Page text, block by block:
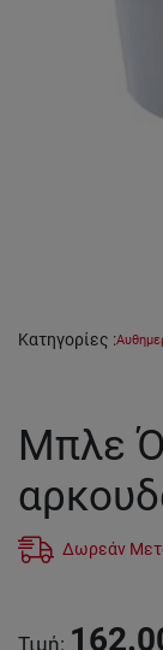
Κατηγορίες :
Μπλε
Δωρεάν
Τιμή: